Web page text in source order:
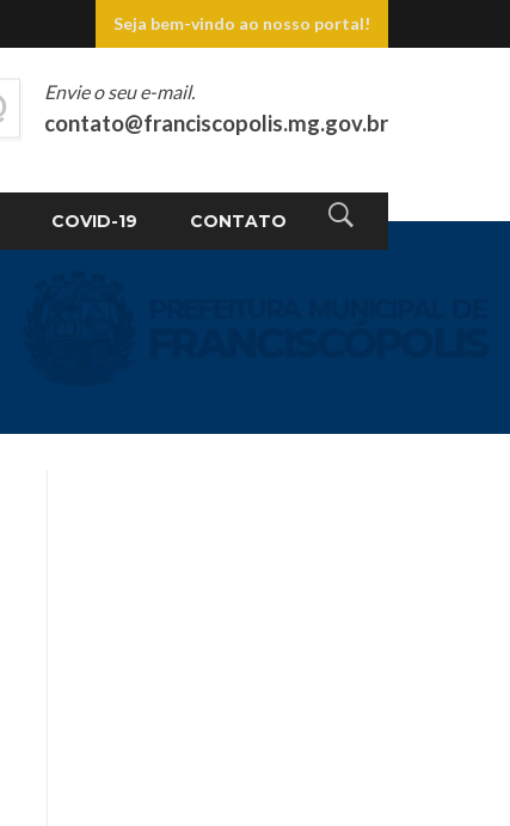
Seja bem-vindo ao nosso portal!
COVID-19 CONTATO
Envie o seu e-mail.
contato@franciscopolis.mg.gov.br